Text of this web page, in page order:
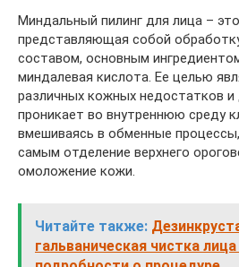
Миндальный пилинг для лица –
представляющая собой
составом, основным
миндалевая кислота. Ее целью
различных кожных недостатков
проникает во внутреннюю среду
вмешиваясь в обменные
самым отделение верхнего
омоложение кожи.
Читайте также:
гальваническая чистка